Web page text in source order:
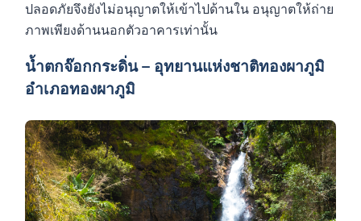
ปลอดภัยจึงยังไม่อนุญาตให้เข้าไปด้านใน อนุญาตให้ถ่าย
ภาพเพียงด้านนอกตัวอาคารเท่านั้น
น้ำตกจ๊อกกระดิ่น – อุทยานแห่งชาติทองผาภูมิ
อำเภอทองผาภูมิ